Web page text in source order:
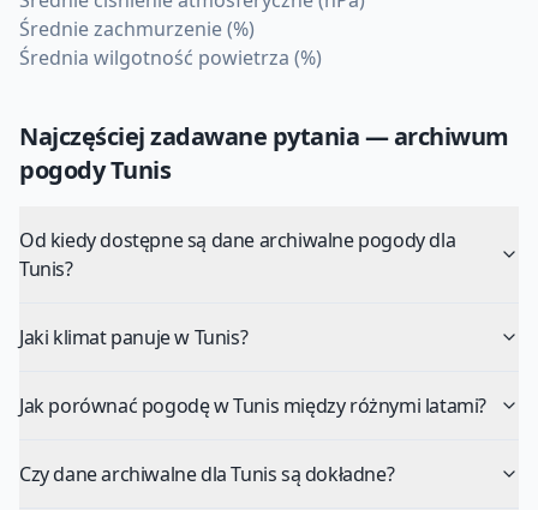
Średnie zachmurzenie (%)
Średnia wilgotność powietrza (%)
Najczęściej zadawane pytania — archiwum
pogodyTunis
Od kiedy dostępne są dane archiwalne pogody dla
Tunis?
Jaki klimat panuje w Tunis?
Jak porównać pogodę w Tunis między różnymi latami?
Czy dane archiwalne dla Tunis są dokładne?